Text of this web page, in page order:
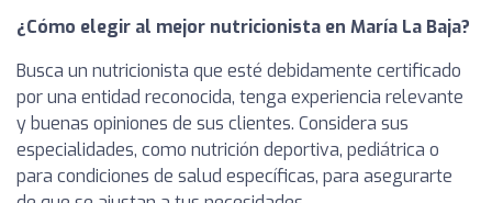
¿Cómo elegir al mejor nutricionista en María La Baja?
Busca un nutricionista que esté debidamente certificado
por una entidad reconocida, tenga experiencia relevante
y buenas opiniones de sus clientes. Considera sus
especialidades, como nutrición deportiva, pediátrica o
para condiciones de salud específicas, para asegurarte